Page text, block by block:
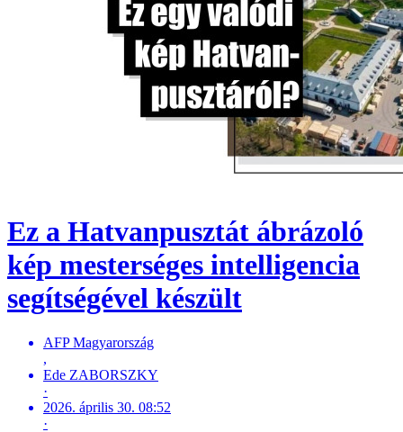
Ez a Hatvanpusztát ábrázoló
kép mesterséges intelligencia
segítségével készült
AFP Magyarország
,
Ede ZABORSZKY
·
2026. április 30. 08:52
·